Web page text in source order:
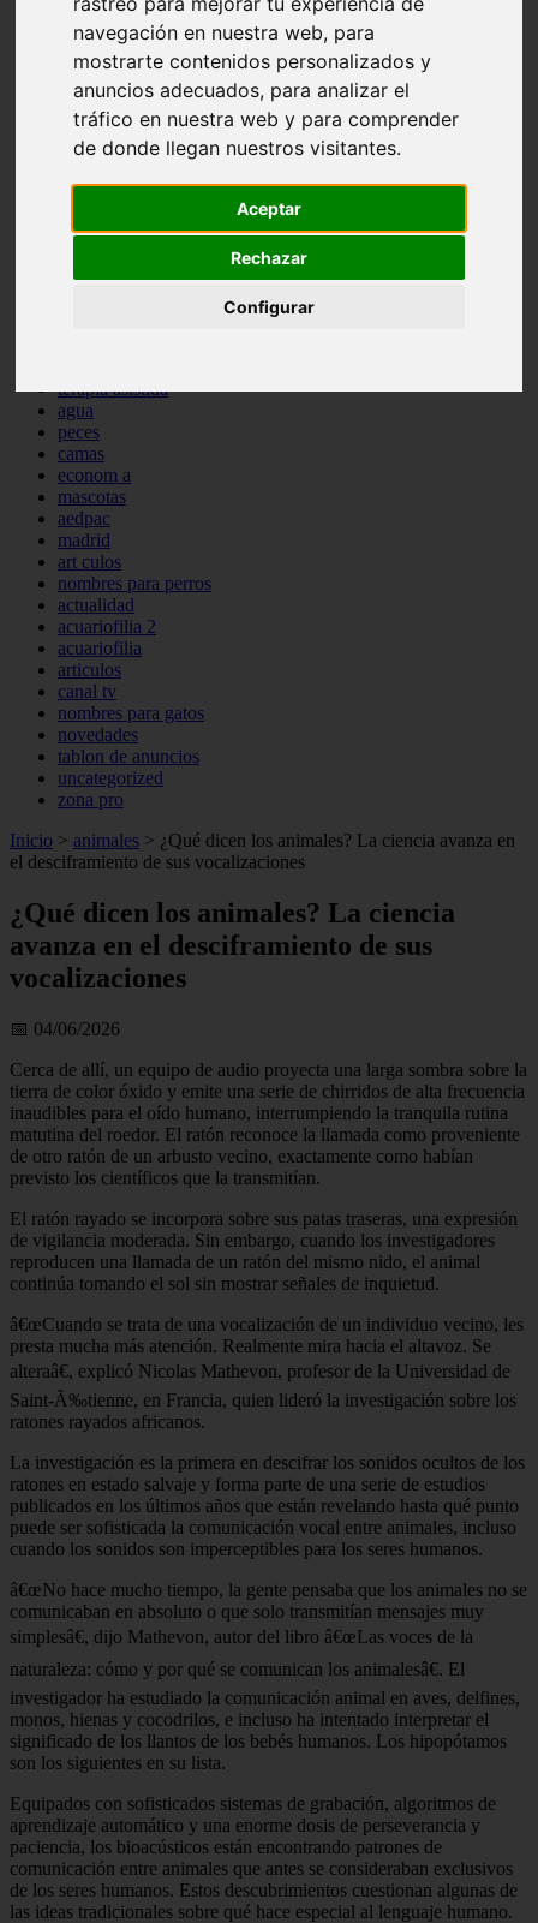
navegación en nuestra web, para
mostrarte contenidos personalizados y
anuncios adecuados, para analizar el
tráfico en nuestra web y para comprender
de donde llegan nuestros visitantes.
Aceptar
Rechazar
Configurar
comportamiento
protagonistas
reptiles
abandono
adopci n
ferias
higiene
acuario
comercios
viajar
terapia asistida
agua
peces
camas
econom a
mascotas
aedpac
madrid
art culos
nombres para perros
actualidad
acuariofilia 2
acuariofilia
articulos
canal tv
nombres para gatos
novedades
tablon de anuncios
uncategorized
zona pro
Inicio > animales > ¿Qué dicen los animales? La ciencia avanza en
el desciframiento de sus vocalizaciones
¿Qué dicen los animales? La ciencia
avanza en el desciframiento de sus
vocalizaciones
📅 04/06/2026
Cerca de allí, un equipo de audio proyecta una larga sombra sobre la
tierra de color óxido y emite una serie de chirridos de alta frecuencia
inaudibles para el oído humano, interrumpiendo la tranquila rutina
matutina del roedor. El ratón reconoce la llamada como proveniente
de otro ratón de un arbusto vecino, exactamente como habían
previsto los científicos que la transmitían.
El ratón rayado se incorpora sobre sus patas traseras, una expresión
de vigilancia moderada. Sin embargo, cuando los investigadores
reproducen una llamada de un ratón del mismo nido, el animal
continúa tomando el sol sin mostrar señales de inquietud.
â€œCuando se trata de una vocalización de un individuo vecino, les
presta mucha más atención. Realmente mira hacia el altavoz. Se
alteraâ€, explicó Nicolas Mathevon, profesor de la Universidad de
Saint-Ã‰tienne, en Francia, quien lideró la investigación sobre los
ratones rayados africanos.
La investigación es la primera en descifrar los sonidos ocultos de los
ratones en estado salvaje y forma parte de una serie de estudios
publicados en los últimos años que están revelando hasta qué punto
puede ser sofisticada la comunicación vocal entre animales, incluso
cuando los sonidos son imperceptibles para los seres humanos.
â€œNo hace mucho tiempo, la gente pensaba que los animales no se
comunicaban en absoluto o que solo transmitían mensajes muy
simplesâ€, dijo Mathevon, autor del libro â€œLas voces de la
naturaleza: cómo y por qué se comunican los animalesâ€. El
investigador ha estudiado la comunicación animal en aves, delfines,
monos, hienas y cocodrilos, e incluso ha intentado interpretar el
significado de los llantos de los bebés humanos. Los hipopótamos
son los siguientes en su lista.
Equipados con sofisticados sistemas de grabación, algoritmos de
aprendizaje automático y una enorme dosis de perseverancia y
paciencia, los bioacústicos están encontrando patrones de
comunicación entre animales que antes se consideraban exclusivos
de los seres humanos. Estos descubrimientos cuestionan algunas de
las ideas tradicionales sobre qué hace especial al lenguaje humano.